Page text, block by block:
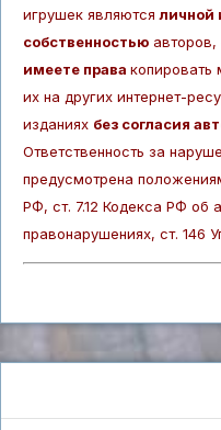
игрушек являютсяличной
собственностью
имеете права
их на других интернет-
изданиях без согласия
Ответственность за
предусмотрена
РФ, ст. 7.12 Кодекса РФ об
правонарушениях, ст. 146